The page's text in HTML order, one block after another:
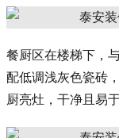
餐厨区在楼梯下，
配低调浅灰色瓷砖
厨亮灶，干净且易于